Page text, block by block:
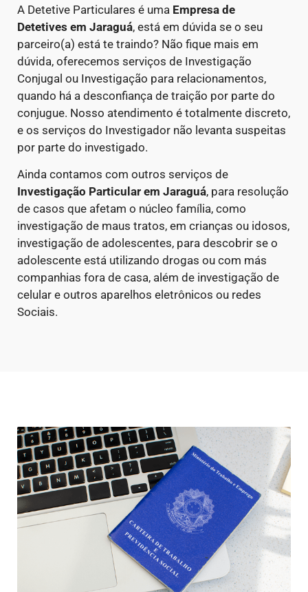
A Detetive Particulares é uma Empresa de
Detetives em Jaraguá, está em dúvida se o seu
parceiro(a) está te traindo? Não fique mais em
dúvida, oferecemos serviços de Investigação
Conjugal ou Investigação para relacionamentos,
quando há a desconfiança de traição por parte do
conjugue. Nosso atendimento é totalmente discreto,
e os serviços do Investigador não levanta suspeitas
por parte do investigado.
Ainda contamos com outros serviços de
Investigação Particular em Jaraguá, para resolução
de casos que afetam o núcleo família, como
investigação de maus tratos, em crianças ou idosos,
investigação de adolescentes, para descobrir se o
adolescente está utilizando drogas ou com más
companhias fora de casa, além de investigação de
celular e outros aparelhos eletrônicos ou redes
Sociais.